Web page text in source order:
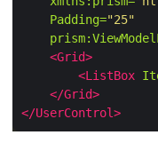
Padding="25"
<Grid>
<ListBox
</Grid>
</UserControl>